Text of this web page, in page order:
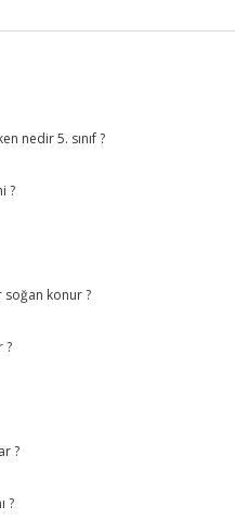
nedir 5. sınıf ?
?
soğan konur ?
?
?
?